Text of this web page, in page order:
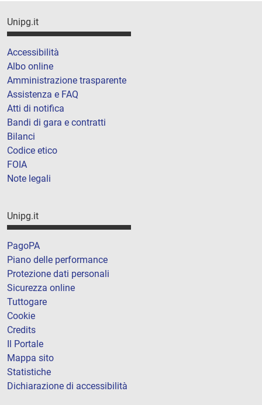
Unipg.it
Accessibilità
Albo online
Amministrazione trasparente
Assistenza e FAQ
Atti di notifica
Bandi di gara e contratti
Bilanci
Codice etico
FOIA
Note legali
Unipg.it
PagoPA
Piano delle performance
Protezione dati personali
Sicurezza online
Tuttogare
Cookie
Credits
Il Portale
Mappa sito
Statistiche
Dichiarazione di accessibilità